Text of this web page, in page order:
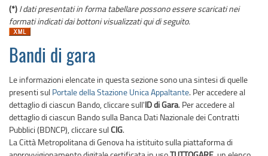
(*) I dati presentati in forma tabellare possono essere scaricati nei
formati indicati dai bottoni visualizzati qui di seguito.
Bandi di gara
Le informazioni elencate in questa sezione sono una sintesi di quelle
presenti sul Portale della Stazione Unica Appaltante. Per accedere al
dettaglio di ciascun Bando, cliccare sull'ID di Gara. Per accedere al
dettaglio di ciascun Bando sulla Banca Dati Nazionale dei Contratti
Pubblici (BDNCP), cliccare sulCIG.
La Città Metropolitana di Genova ha istituito sulla piattaforma di